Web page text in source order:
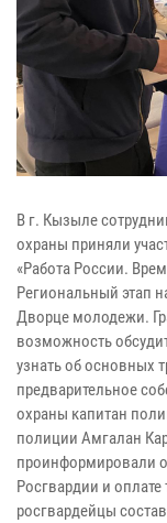
В г. Кызыле
охраны приняли
«Работа России.
Региональный этап
Дворце молодежи.
возможность
узнать об основных
предварительное
охраны капитан
полиции Амгалан
проинформировали
Росгвардии и
росгвардейцы